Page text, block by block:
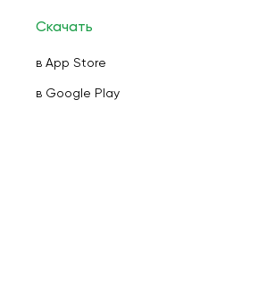
Скачать
в App Store
в Google Play